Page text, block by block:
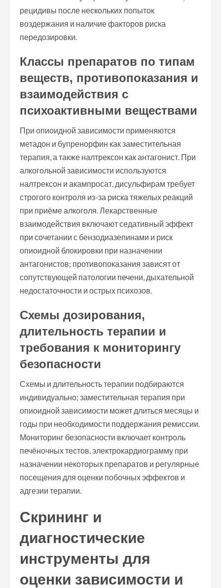
рецидивы после нескольких попыток
воздержания и наличие факторов риска
передозировки.
Классы препаратов по типам
веществ, противопоказания и
взаимодействия с
психоактивными веществами
При опиоидной зависимости применяются
метадон и бупренорфин как заместительная
терапия, а также налтрексон как антагонист. При
алкогольной зависимости используются
налтрексон и акампросат, дисульфирам требует
строгого контроля из-за риска тяжелых реакций
при приёме алкоголя. Лекарственные
взаимодействия включают седативный эффект
при сочетании с бензодиазепинами и риск
опиоидной блокировки при назначении
антагонистов; противопоказания зависят от
сопутствующей патологии печени, дыхательной
недостаточности и острых психозов.
Схемы дозирования,
длительность терапии и
требования к мониторингу
безопасности
Схемы и длительность терапии подбираются
индивидуально; заместительная терапия при
опиоидной зависимости может длиться месяцы и
годы при необходимости поддержания ремиссии.
Мониторинг безопасности включает контроль
печёночных тестов, электрокардиограмму при
назначении некоторых препаратов и регулярные
посещения для оценки побочных эффектов и
адгезии терапии.
Скрининг и
диагностические
инструменты для
оценки зависимости и